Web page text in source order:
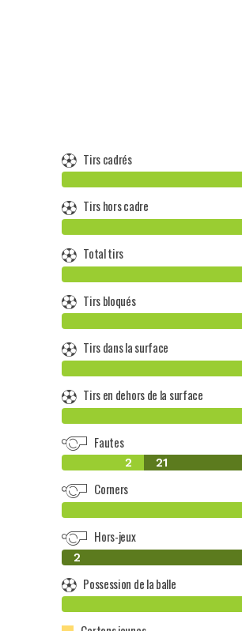
Tirs cadrés
Tirs hors cadre
Total tirs
Tirs bloqués
Tirs dans la surface
Tirs en dehors de la surface
Fautes
2 21
Corners
Hors-jeux
0
2
Possession de la balle